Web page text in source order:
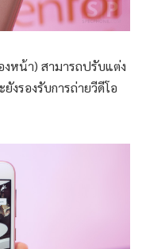
หน้า) สามารถปรับแต่ง
งรองรับการถ่ายวีดีโอ